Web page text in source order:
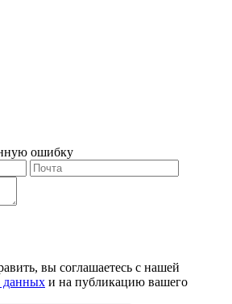
ошибку
вы соглашаетесь с нашей
данных и на публикацию вашего